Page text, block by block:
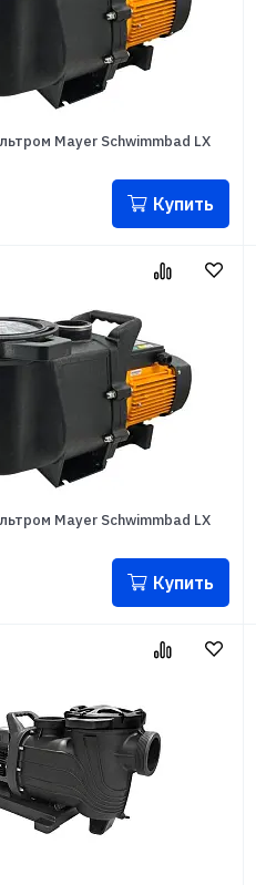
Mayer Schwimmbad LX
Купить
Mayer Schwimmbad LX
Купить